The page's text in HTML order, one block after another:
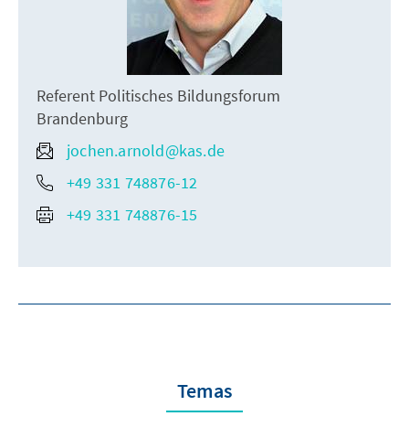
Referent Politisches Bildungsforum
Brandenburg
jochen.arnold@kas.de
+49 331 748876-12
+49 331 748876-15
Temas